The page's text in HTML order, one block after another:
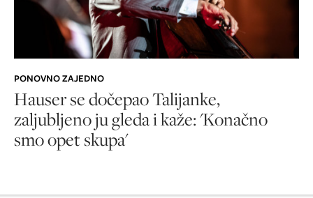
PONOVNO ZAJEDNO
Hauser se dočepao Talijanke,
zaljubljeno ju gleda i kaže: 'Konačno
smo opet skupa'